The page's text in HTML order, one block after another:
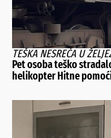
TEŠKA NESREĆA U
Pet osoba teško
helikopter Hitne